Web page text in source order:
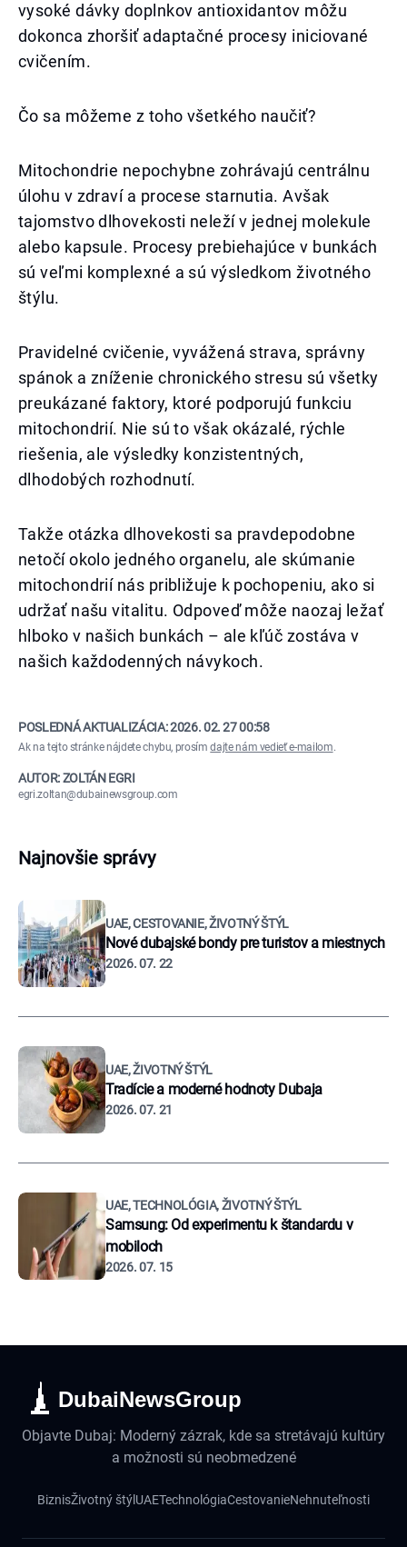
vysoké dávky doplnkov antioxidantov môžu
dokonca zhoršiť adaptačné procesy iniciované
cvičením.
Čo sa môžeme z toho všetkého naučiť?
Mitochondrie nepochybne zohrávajú centrálnu
úlohu v zdraví a procese starnutia. Avšak
tajomstvo dlhovekosti neleží v jednej molekule
alebo kapsule. Procesy prebiehajúce v bunkách
sú veľmi komplexné a sú výsledkom životného
štýlu.
Pravidelné cvičenie, vyvážená strava, správny
spánok a zníženie chronického stresu sú všetky
preukázané faktory, ktoré podporujú funkciu
mitochondrií. Nie sú to však okázalé, rýchle
riešenia, ale výsledky konzistentných,
dlhodobých rozhodnutí.
Takže otázka dlhovekosti sa pravdepodobne
netočí okolo jedného organelu, ale skúmanie
mitochondrií nás približuje k pochopeniu, ako si
udržať našu vitalitu. Odpoveď môže naozaj ležať
hlboko v našich bunkách – ale kľúč zostáva v
našich každodenných návykoch.
POSLEDNÁ AKTUALIZÁCIA:2026. 02. 27 00:58
Ak na tejto stránke nájdete chybu, prosímdajte nám vedieť e-mailom.
AUTOR: ZOLTÁN EGRI
egri.zoltan@dubainewsgroup.com
Najnovšie správy
UAE, CESTOVANIE, ŽIVOTNÝ ŠTÝL
Nové dubajské bondy pre turistov a miestnych
2026. 07. 22
UAE, ŽIVOTNÝ ŠTÝL
Tradície a moderné hodnoty Dubaja
2026. 07. 21
UAE, TECHNOLÓGIA, ŽIVOTNÝ ŠTÝL
Samsung: Od experimentu k štandardu v
mobiloch
2026. 07. 15
DubaiNewsGroup
Objavte Dubaj: Moderný zázrak, kde sa stretávajú kultúry
a možnosti sú neobmedzené
BiznisŽivotný štýl UAETechnológiaCestovanieNehnuteľnosti